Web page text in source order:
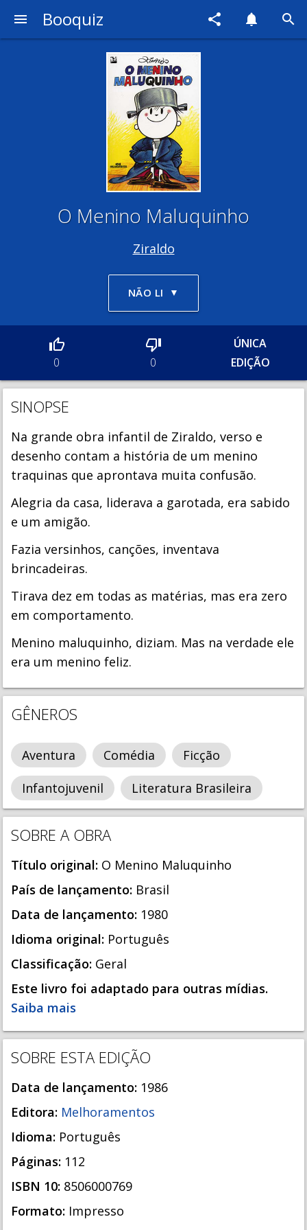
menu Booquiz share notifications search
O Menino Maluquinho
Ziraldo
NÃO LI
0 0
ÚNICA
EDIÇÃO
SINOPSE
Na grande obra infantil de Ziraldo, verso e
desenho contam a história de um menino
traquinas que aprontava muita confusão.
Alegria da casa, liderava a garotada, era sabido
e um amigão.
Fazia versinhos, canções, inventava
brincadeiras.
Tirava dez em todas as matérias, mas era zero
em comportamento.
Menino maluquinho, diziam. Mas na verdade ele
era um menino feliz.
GÊNEROS
Aventura Comédia
Ficção
Infantojuvenil
Literatura Brasileira
SOBRE A OBRA
Título original: O Menino Maluquinho
País de lançamento: Brasil
Data de lançamento: 1980
Idioma original: Português
Classificação: Geral
Este livro foi adaptado para outras mídias.
Saiba mais
SOBRE ESTA EDIÇÃO
Data de lançamento: 1986
Editora: Melhoramentos
Idioma: Português
Páginas: 112
ISBN 10: 8506000769
Formato: Impresso